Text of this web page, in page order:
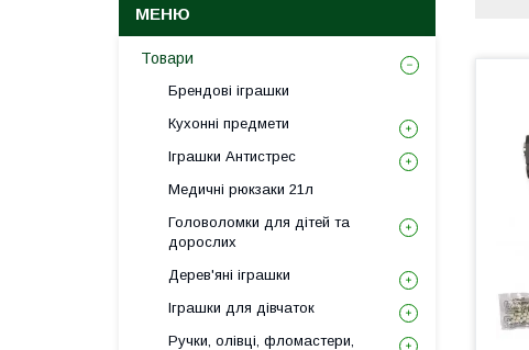
Товари
Брендові іграшки
Кухонні предмети
Іграшки Антистрес
Медичні рюкзаки 21л
Головоломки для дітей та
дорослих
Дерев'яні іграшки
Іграшки для дівчаток
Ручки, олівці, фломастери,